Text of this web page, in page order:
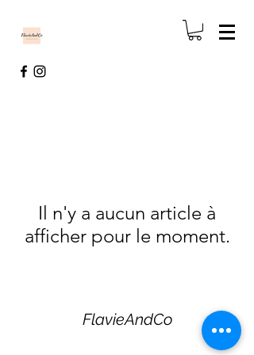
Il n'y a aucun article à
afficher pour le moment.
FlavieAndCo